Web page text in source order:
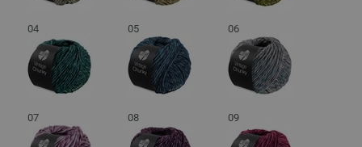
04 05 06
07 08 09